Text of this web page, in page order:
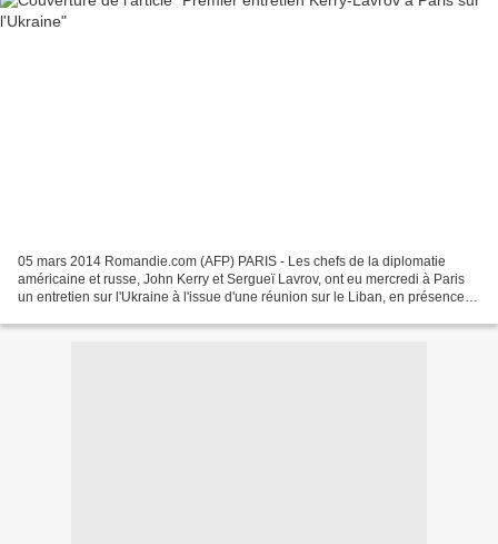
05 mars 2014 Romandie.com (AFP) PARIS - Les chefs de la diplomatie
américaine et russe, John Kerry et Sergueï Lavrov, ont eu mercredi à Paris
un entretien sur l'Ukraine à l'issue d'une réunion sur le Liban, en présence